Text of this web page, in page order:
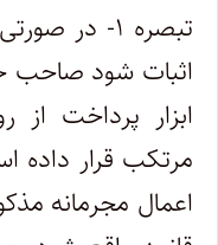
تبصره ۱- در
اثبات شود صاحب
ابزار پرداخت از
مرتکب قرار داده